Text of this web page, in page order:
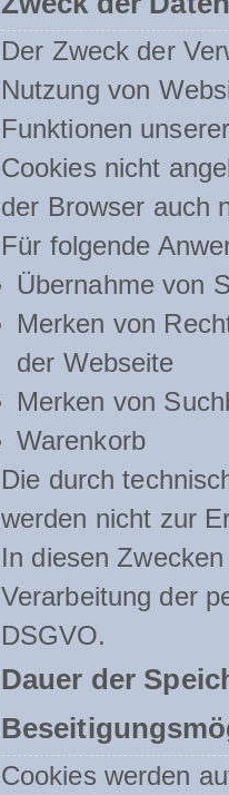
Der Zweck der
Nutzung von
Funktionen
Cookies nicht
der Browser auch
Für folgende
Übernahme von
Merken von
der Webseite
Merken von
Warenkorb
Die durch
werden nicht zur
In diesen
Verarbeitung der
DSGVO.
Dauer der
Cookies werden